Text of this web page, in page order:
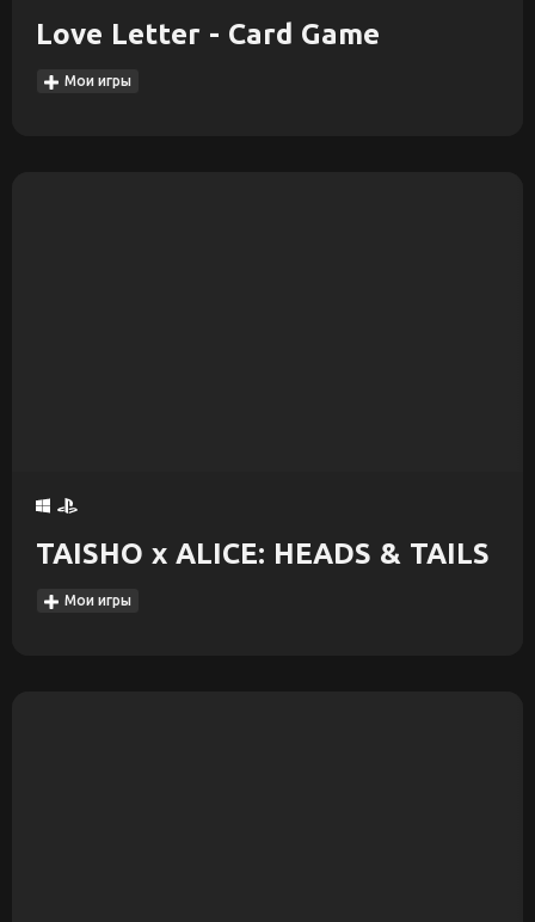
Love Letter - Card Game
Мои игры
TAISHO x ALICE: HEADS & TAILS
Мои игры